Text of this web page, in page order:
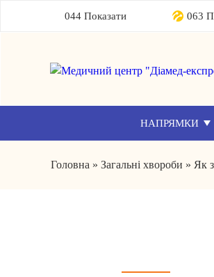
044 Показати 063
НАПРЯМКИ
Головна » Загальні хвороби » Як